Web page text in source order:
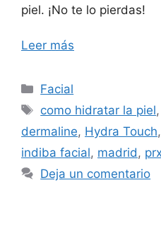
piel. ¡No te lo pierdas!
Leer más
Facial
como hidratar la piel,
dermaline, Hydra Touch,
indiba facial, madrid,
Deja un comentario